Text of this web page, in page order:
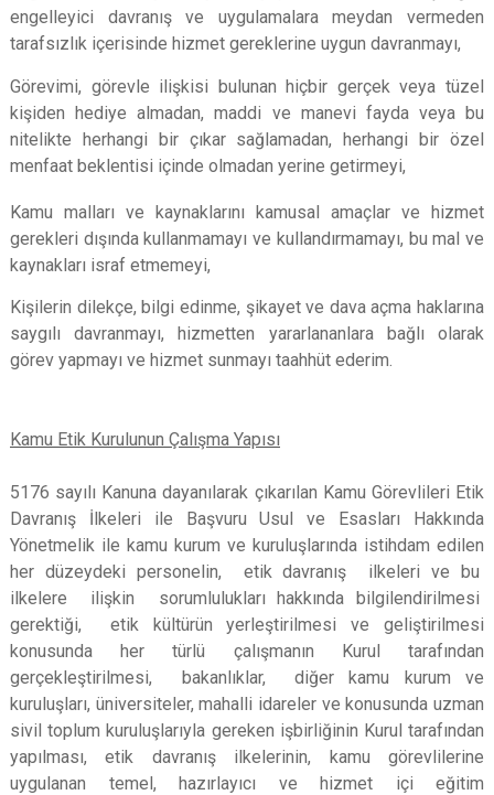
engelleyici davranış ve uygulamalara meydan vermeden
tarafsızlık içerisinde hizmet gereklerine uygun davranmayı,
Görevimi, görevle ilişkisi bulunan hiçbir gerçek veya tüzel
kişiden hediye almadan, maddi ve manevi fayda veya bu
nitelikte herhangi bir çıkar sağlamadan, herhangi bir özel
menfaat beklentisi içinde olmadan yerine getirmeyi,
Kamu malları ve kaynaklarını kamusal amaçlar ve hizmet
gerekleri dışında kullanmamayı ve kullandırmamayı, bu mal ve
kaynakları israf etmemeyi,
Kişilerin dilekçe, bilgi edinme, şikayet ve dava açma haklarına
saygılı davranmayı, hizmetten yararlananlara bağlı olarak
görev yapmayı ve hizmet sunmayı taahhüt ederim.
Kamu Etik Kurulunun Çalışma Yapısı
5176 sayılı Kanuna dayanılarak çıkarılan Kamu Görevlileri Etik
Davranış İlkeleri ile Başvuru Usul ve Esasları Hakkında
Yönetmelik ile kamu kurum ve kuruluşlarında istihdam edilen
her düzeydeki personelin, etik davranış ilkeleri ve bu
ilkelere ilişkin sorumlulukları hakkında bilgilendirilmesi
gerektiği, etik kültürün yerleştirilmesi ve geliştirilmesi
konusunda her türlü çalışmanın Kurul tarafından
gerçekleştirilmesi, bakanlıklar, diğer kamu kurum ve
kuruluşları, üniversiteler, mahalli idareler ve konusunda uzman
sivil toplum kuruluşlarıyla gereken işbirliğinin Kurul tarafından
yapılması, etik davranış ilkelerinin, kamu görevlilerine
uygulanan temel, hazırlayıcı ve hizmet içi eğitim